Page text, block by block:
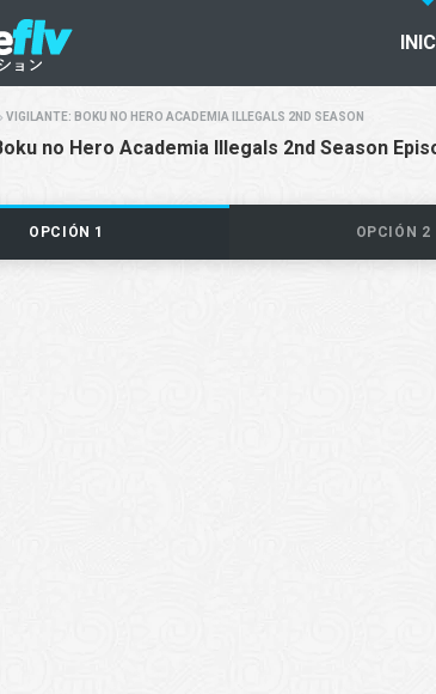
VIGILANTE: BOKU NO HERO ACADEMIA ILLEGALS 2ND SEASON
no Hero Academia Illegals 2nd Season
OPCIÓN 1 OPCIÓN 2